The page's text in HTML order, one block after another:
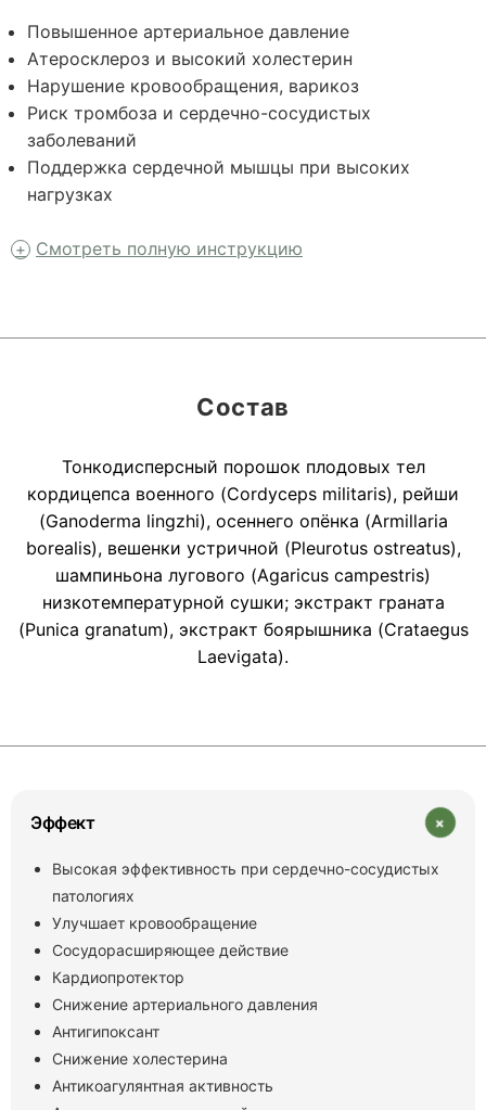
Повышенное артериальное давление
Атеросклероз и высокий холестерин
Нарушение кровообращения, варикоз
Риск тромбоза и сердечно-сосудистых
заболеваний
Поддержка сердечной мышцы при высоких
нагрузках
Смотреть полную инструкцию
Состав
Тонкодисперсный порошок плодовых тел
кордицепса военного (Cordyceps militaris), рейши
(Ganoderma lingzhi), осеннего опёнка (Armillaria
borealis), вешенки устричной (Pleurotus ostreatus),
шампиньона лугового (Agaricus campestris)
низкотемпературной сушки; экстракт граната
(Punica granatum), экстракт боярышника (Crataegus
Laevigata).
Эффект +
Высокая эффективность при сердечно-сосудистых
патологиях
Улучшает кровообращение
Сосудорасширяющее действие
Кардиопротектор
Снижение артериального давления
Антигипоксант
Снижение холестерина
Антикоагулянтная активность